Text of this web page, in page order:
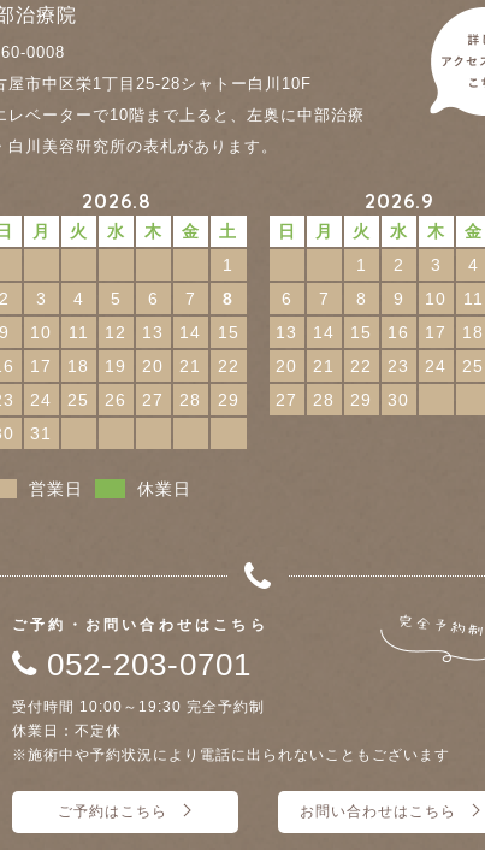
治療院
0008
屋市中区栄1丁目25-28シャトー白川10F
レベーターで10階まで上ると、左奥に中部治療
白川美容研究所の表札があります。
2026.8
日 月 火 水 木 金
土
1
2
3 4 5 6 7
8
9
10 11 12 13 14
15
17 18 19 20 21
22
24 25 26 27 28
29
31
2026.9
日 月 火 水 木 金
1
2 3 4
6
7 8 9 10 11
13
14 15 16 17 18
20
21 22 23 24 25
27
28 29 30
営業日 休業日
ご予約・お問い合わせはこちら
052-203-0701
受付時間 10:00～19:30 完全予約制
休業日：不定休
※施術中や予約状況により電話に出られないこともございます
ご予約はこちら お問い合わせはこちら